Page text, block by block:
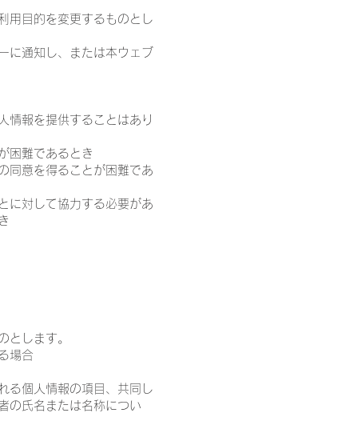
用目的を変更するものとし
に通知し、または本ウェブ
情報を提供することはあり
困難であるとき
同意を得ることが困難であ
に対して協力する必要があ
とします。
場合
る個人情報の項目、共同し
の氏名または名称につい